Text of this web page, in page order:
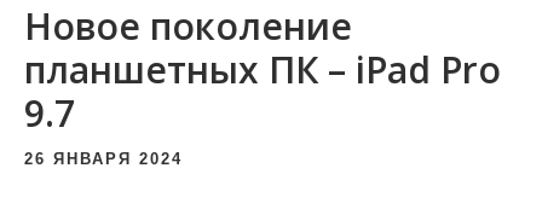
Новое поколение
планшетных ПК – iPad Pro
9.7
26 ЯНВАРЯ 2024